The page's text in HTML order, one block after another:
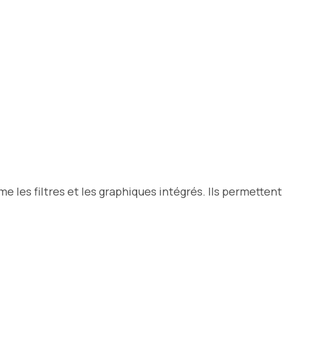
les filtres et les graphiques intégrés. Ils permettent